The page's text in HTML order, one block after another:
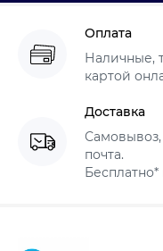
Оплата
Наличные,
картой
Доставка
почта.